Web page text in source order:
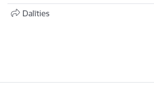
Dalīties